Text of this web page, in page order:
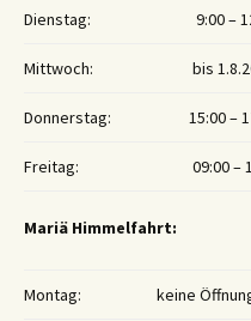
Dienstag: 9:00 –
Mittwoch: bis
Donnerstag: 15:00 –
Freitag: 09:00 –
Mariä Himmelfahrt:
Montag: keine